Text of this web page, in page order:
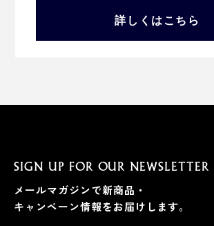
詳しくはこちら
SIGN UP FOR OUR NEWSLETTER
メールマガジンで新商品・
キャンペーン情報をお届けします。